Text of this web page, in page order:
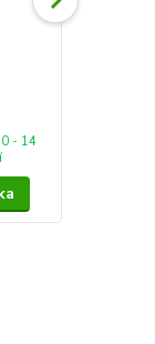
- 14